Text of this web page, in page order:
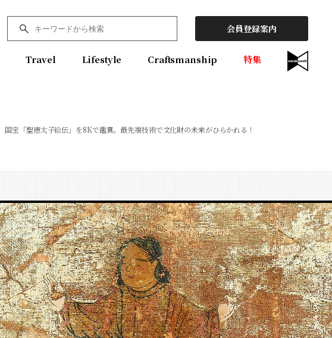
会員登録案内
Travel Lifestyle Craftsmanship 特集
国宝「聖徳太子絵伝」を8Kで鑑賞。最先端技術で文化財の未来がひらかれる！